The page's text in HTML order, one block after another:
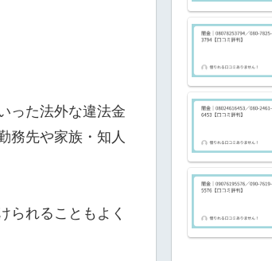
った法外な違法金
務先や家族・知人
られることもよく